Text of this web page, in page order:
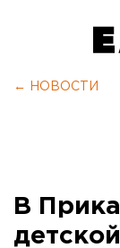
← НОВОСТИ
В